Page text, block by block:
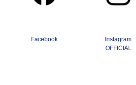
Facebook
Instagram
OFFICIAL